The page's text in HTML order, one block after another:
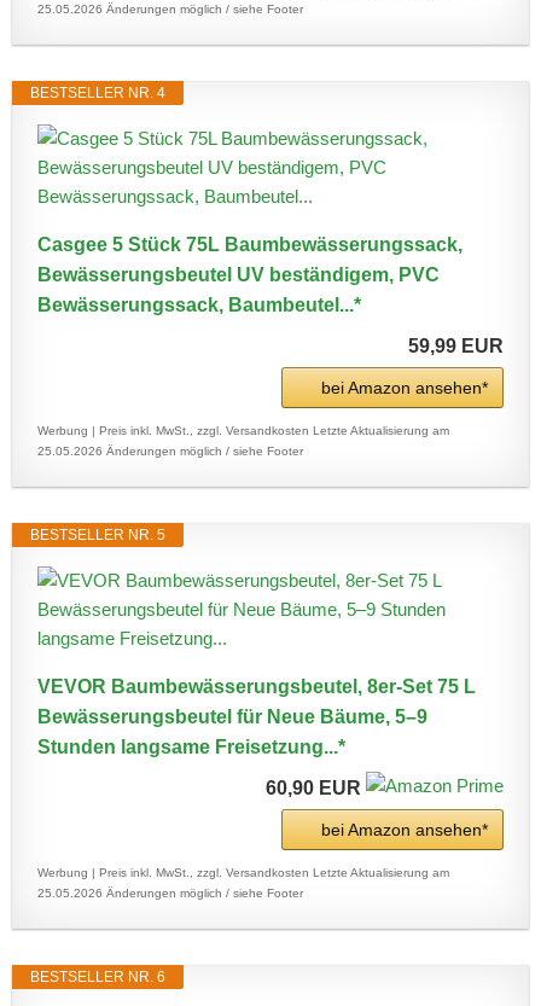
25.05.2026 Änderungen möglich / siehe Footer
BESTSELLER NR. 4
Casgee 5 Stück 75L Baumbewässerungssack,
Bewässerungsbeutel UV beständigem, PVC
Bewässerungssack, Baumbeutel...*
59,99 EUR
bei Amazon ansehen*
Werbung | Preis inkl. MwSt., zzgl. Versandkosten Letzte Aktualisierung am
25.05.2026 Änderungen möglich / siehe Footer
BESTSELLER NR. 5
VEVOR Baumbewässerungsbeutel, 8er-Set 75 L
Bewässerungsbeutel für Neue Bäume, 5–9
Stunden langsame Freisetzung...*
60,90 EUR
bei Amazon ansehen*
Werbung | Preis inkl. MwSt., zzgl. Versandkosten Letzte Aktualisierung am
25.05.2026 Änderungen möglich / siehe Footer
BESTSELLER NR. 6